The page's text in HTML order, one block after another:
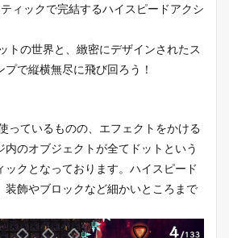
ティックで完結するハイスピードアクシ
トの世界と、緻密にデザインされたス
で縦横無尽に飛び回ろう！
っているものの、エフェクトをかける
内のオブジェクトが全てドットという
ックとなっております。ハイスピード
装飾やブロックなど細かいところまで